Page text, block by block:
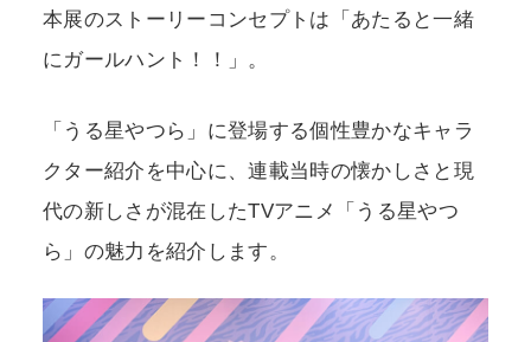
本展のストーリーコンセプトは「あたると一緒
にガールハント！！」。
「うる星やつら」に登場する個性豊かなキャラ
クター紹介を中心に、連載当時の懐かしさと現
代の新しさが混在したTVアニメ「うる星やつ
ら」の魅力を紹介します。